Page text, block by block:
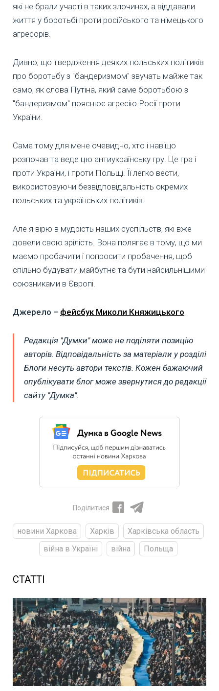
які не брали участі в таких злочинах, а віддавали
життя у боротьбі проти російського та німецького
агресорів.
Дивно, що твердження деяких польських політиків
про боротьбу з "бандеризмом" звучать майже так
само, як слова Путіна, який саме боротьбою з
"бандеризмом" пояснює агресію Росії проти
України.
Саме тому для мене очевидно, хто і навіщо
розпочав та веде цю антиукраїнську гру. Це гра і
проти України, і проти Польщі. Її легко вести,
використовуючи безвідповідальність окремих
польських та українських політиків.
Але я вірю в мудрість наших суспільств, які вже
довели свою зрілість. Вона полягає в тому, що ми
маємо пробачити і попросити пробачення, щоб
спільно будувати майбутнє та бути найсильнішими
союзниками в Європі.
Джерело – фейсбук Миколи Княжицького
Редакція "Думки" може не поділяти позицію
авторів. Відповідальність за матеріали у розділі
Блоги несуть автори текстів. Кожен бажаючий
опублікувати блог може звернутися до редакції
сайту "Думка".
Поділитися
новини Харкова Харків
Харківська область
війна в Україні
війна Польща
СТАТТІ